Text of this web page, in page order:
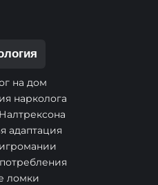
на дом
нарколога
адаптация
ломки